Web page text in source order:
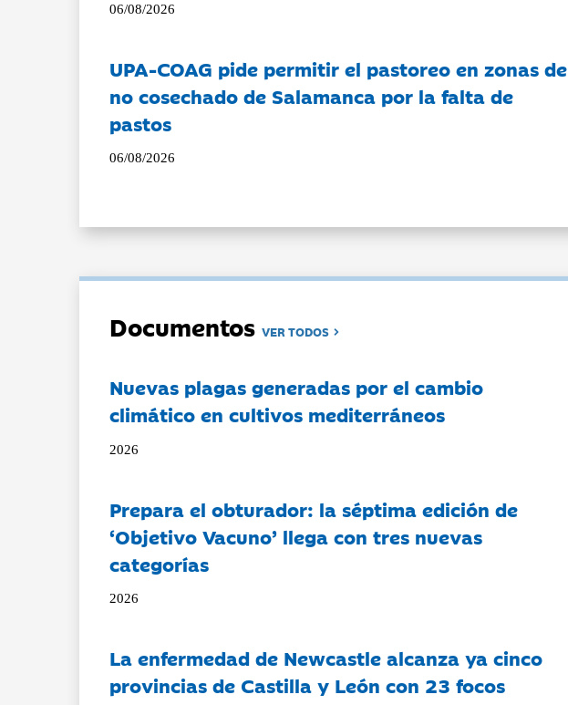
06/08/2026
UPA-COAG pide permitir el pastoreo en zonas de
no cosechado de Salamanca por la falta de
pastos
06/08/2026
DocumentosVER TODOS
Nuevas plagas generadas por el cambio
climático en cultivos mediterráneos
2026
Prepara el obturador: la séptima edición de
‘Objetivo Vacuno’ llega con tres nuevas
categorías
2026
La enfermedad de Newcastle alcanza ya cinco
provincias de Castilla y León con 23 focos